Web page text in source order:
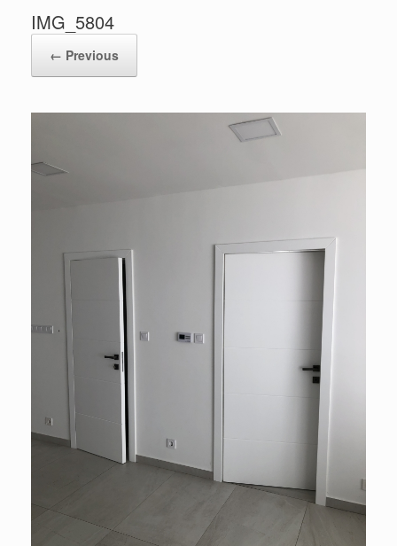
IMG_5804
← Previous